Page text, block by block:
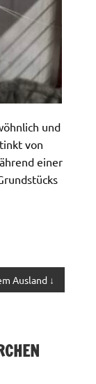
und
von
einer
Ausland ↓